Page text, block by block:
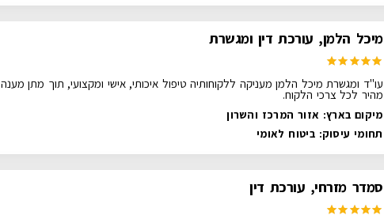
מיכל הלמן, עורכת דין ומגשרת
עו"ד ומגשרת מיכל הלמן מעניקה ללקוחותיה טיפול איכותי, אישי ומקצועי, תוך מתן מענה
מהיר לכל צרכי הלקוח.
מיקום בארץ: אזור המרכז והשרון
תחומי עיסוק:ביטוח לאומי
סמדר מזרחי, עורכת דין